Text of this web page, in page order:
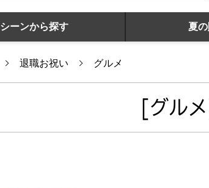
シーンから探す 夏
退職お祝い グルメ
[グル